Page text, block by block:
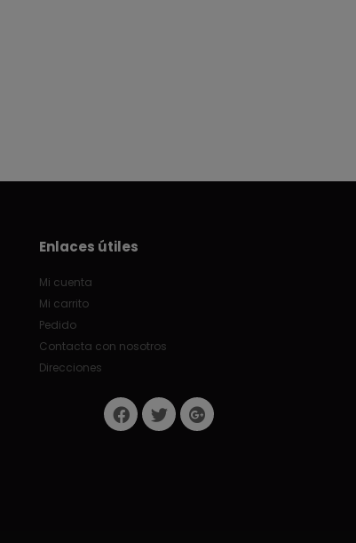
Enlaces útiles
Mi cuenta
Mi carrito
Pedido
Contacta con nosotros
Direcciones